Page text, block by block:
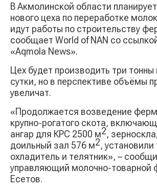
ВАкмолинской области
нового цеха по переработке
идут работы по строительству
сообщает World of NAN со
«Aqmola News».
Цех будет производить три
сутки, но в перспективе объёмы
увеличат.
«Продолжается возведение
крупно-рогатого скота,
ангар для КРС 2500 м2,
доильный зал 576 м2, установили
охладитель и телятник», –
управляющий молочно-товарной
Есетов.